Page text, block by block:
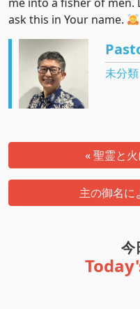
ask this in Your name.
未分類
« 聖霊と
主の御名に
今